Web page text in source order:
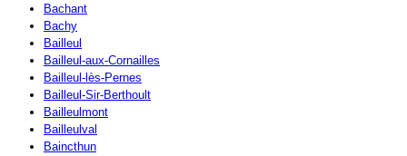
Bachant
Bachy
Bailleul
Bailleul-aux-Cornailles
Bailleul-lès-Pernes
Bailleul-Sir-Berthoult
Bailleulmont
Bailleulval
Baincthun